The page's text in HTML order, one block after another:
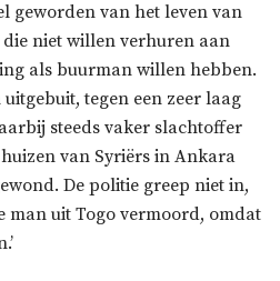
geworden van het leven van
niet willen verhuren aan
als buurman willen hebben.
tegen een zeer laag
steeds vaker slachtoffer
van Syriërs in Ankara
De politie greep niet in,
man uit Togo vermoord, omdat